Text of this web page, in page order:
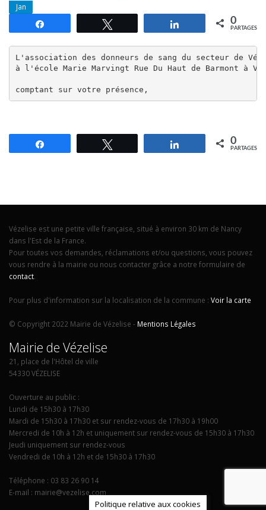
Jan
Partagez 0
PARTAGES
L'association des donneurs de sang du secteur de
à l'école Marie Marvingt Rue Du Haut de Barmont à
comptant sur votre présence,
Partagez 0
PARTAGES
Vézelise est une petite ville française, situé à environ 30 km de Nancy
dans l'Est de la France.
Pour toutes vos demandes, réclamations et/ou questions, vous pouvez
vous rendre à la mairie ou nous contacter grâce a notre formulaire de
contact.
Pour plus d'information sur la localisation de la commune : Voir la carte
© Copyright 2022 Mairie de Vézelise - Mentions Légales
Mairie de Vézelise
21, place de l'Hôtel de ville
54330 VÉZELISE
Ouverture au public :
Lundi de 15h30 à 17h30
Mardi de 15h30 à 17h30 et sur rendez-vous de 17h30 à 19h00
Mercredi de 10h à 12h et uniquement sur rendez-vous de 15h30 à 17h30
Jeudi uniquement sur rendez-vous
Vendredi de 10h à 12h et de 15h30 à 17h30
Téléphone : 03 83 26 90 14
E-mail : mairie@vezelise.com
Politique relative aux cookies